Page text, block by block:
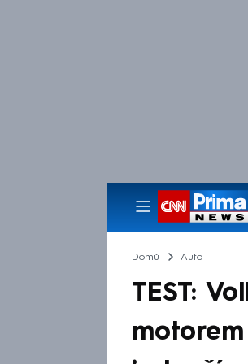
Domů Auto
TEST: